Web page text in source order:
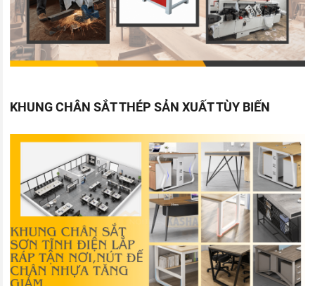
KHUNG CHÂN SẮT THÉP SẢN XUẤT TÙY BIẾN